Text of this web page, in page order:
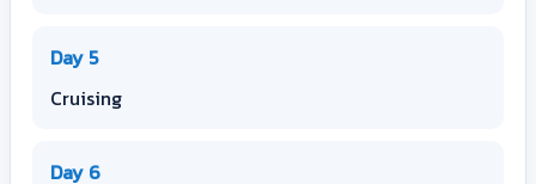
Day 5
Cruising
Day 6